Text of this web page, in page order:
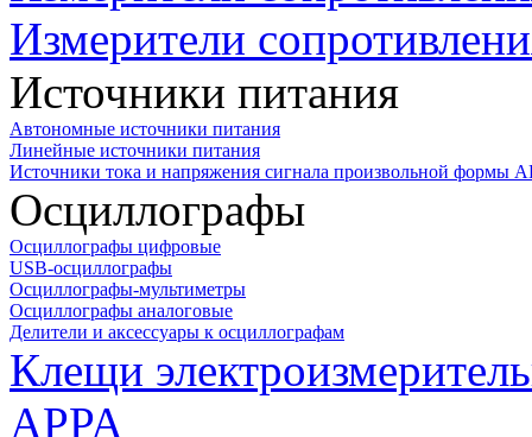
Измерители
Источники питания
Автономные источники питания
Линейные источники питания
Источники тока и напряжения сигнала произвольной формы
Осциллографы
Осциллографы цифровые
USB-осциллографы
Осциллографы-мультиметры
Осциллографы аналоговые
Делители и аксессуары к осциллографам
Клещи
APPA